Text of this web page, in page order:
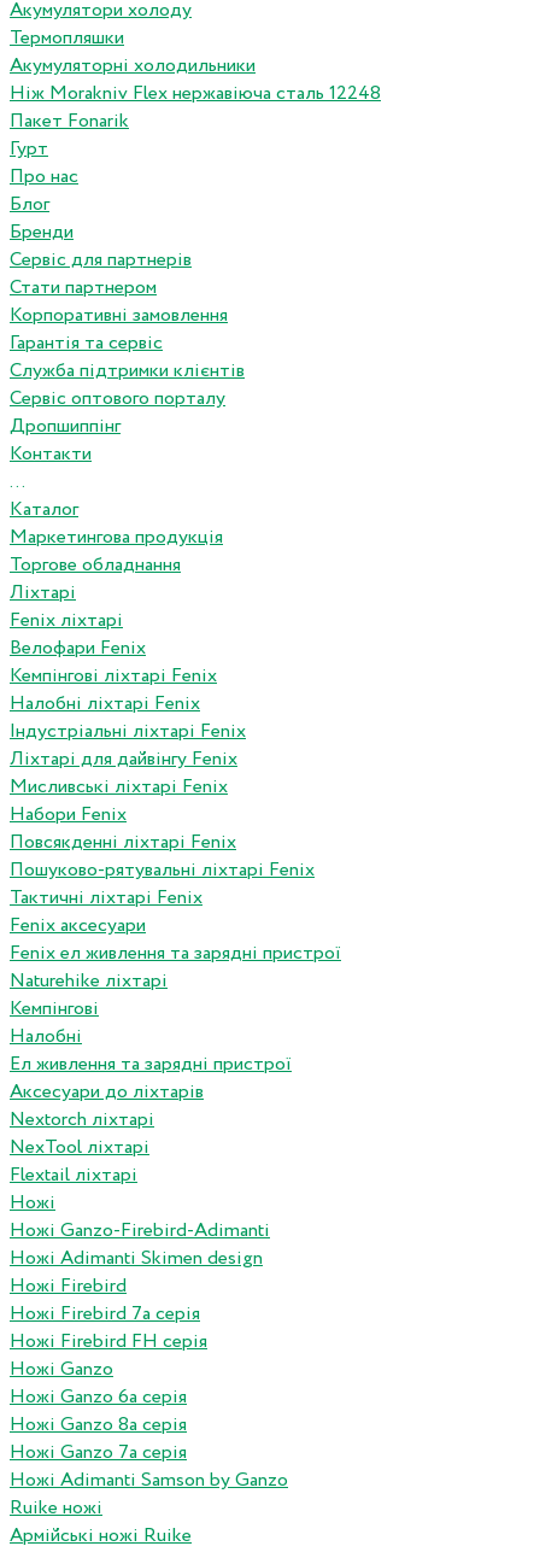
Акумулятори холоду
Термопляшки
Акумуляторні холодильники
Ніж Morakniv Flex нержавіюча сталь 12248
Пакет Fonarik
Гурт
Про нас
Блог
Бренди
Сервіс для партнерів
Стати партнером
Корпоративні замовлення
Гарантія та сервіс
Служба підтримки клієнтів
Сервіс оптового порталу
Дропшиппінг
Контакти
...
Каталог
Маркетингова продукція
Торгове обладнання
Ліхтарі
Fenix ліхтарі
Велофари Fenix
Кемпінгові ліхтарі Fenix
Налобні ліхтарі Fenix
Індустріальні ліхтарі Fenix
Ліхтарі для дайвінгу Fenix
Мисливські ліхтарі Fenix
Набори Fenix
Повсякденні ліхтарі Fenix
Пошуково-рятувальні ліхтарі Fenix
Тактичні ліхтарі Fenix
Fenix аксесуари
Fenix ел живлення та зарядні пристрої
Naturehike ліхтарі
Кемпінгові
Налобні
Ел живлення та зарядні пристрої
Аксесуари до ліхтарів
Nextorch ліхтарі
NexTool ліхтарі
Flextail ліхтарі
Ножі
Ножі Ganzo-Firebird-Adimanti
Ножі Adimanti Skimen design
Ножі Firebird
Ножі Firebird 7а серія
Ножі Firebird FH серія
Ножі Ganzo
Ножі Ganzo 6а серія
Ножі Ganzo 8а серія
Ножі Ganzo 7а серія
Ножі Adimanti Samson by Ganzo
Ruike ножі
Армійські ножі Ruike